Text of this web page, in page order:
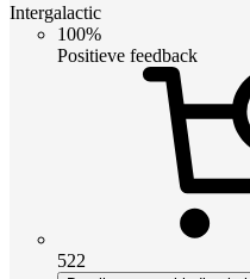
Intergalactic
100%
Positieve feedback
522